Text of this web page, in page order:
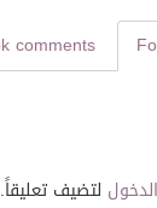
comments
لتضيف تعليقاً.